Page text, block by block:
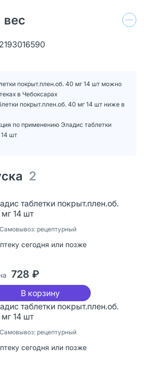
покрыт.плен.об. 40 мг 14 шт можно
в Чебоксарах
покрыт.плен.об. 40 мг 14 шт ниже в
по применению Эладис таблетки
14 шт
2
таблетки покрыт.плен.об.
14 шт
Самовывоз: рецептурный
сегодня или позже
728 ₽
В корзину
таблетки покрыт.плен.об.
14 шт
Самовывоз: рецептурный
сегодня или позже